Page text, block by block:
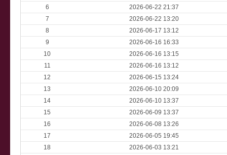
6
2026-06-22 21:37
7
2026-06-22 13:20
8
2026-06-17 13:12
9
2026-06-16 16:33
10
2026-06-16 13:15
11
2026-06-16 13:12
12
2026-06-15 13:24
13
2026-06-10 20:09
14
2026-06-10 13:37
15
2026-06-09 13:37
16
2026-06-08 13:26
17
2026-06-05 19:45
18
2026-06-03 13:21